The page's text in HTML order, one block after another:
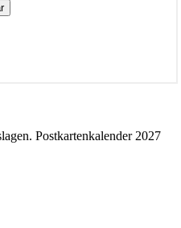
Postkartenkalender 2027